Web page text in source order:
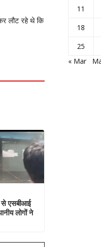
लौट रहे थे कि
से एसबीआई
लोगों ने
11
18
25
« Mar